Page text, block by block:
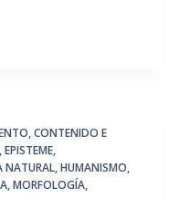
,CONTENIDO E
,EPISTEME,
NATURAL,HUMANISMO,
,MORFOLOGÍA,